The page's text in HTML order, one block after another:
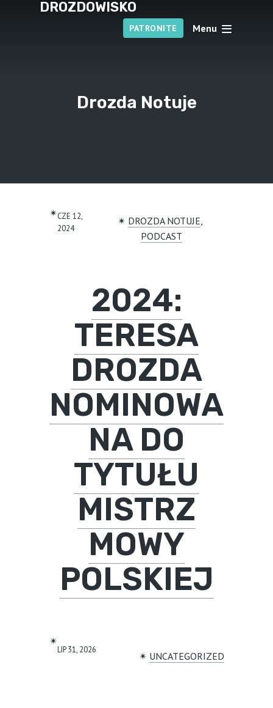
DROZDOWISKO
PATRONITE Menu
Drozda Notuje
✴︎CZE 12,
2024
✴︎ DROZDA NOTUJE
PODCAST
2024:
TERESA
DROZDA
NOMINOWA
NA DO
TYTUŁU
MISTRZ
MOWY
POLSKIEJ
✴︎
LIP 31, 2026 ✴︎ UNCATEGORIZED